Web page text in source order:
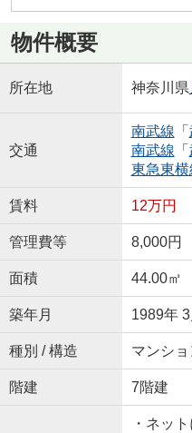
物件概要
所在地 神奈川県
交通
南武線 「
南武線 「
東急東横
賃料 12万円
管理費等 8,000円
面積 44.00㎡
築年月 1989年
種別 / 構造 マンシ
階建 7階建
・ネッ